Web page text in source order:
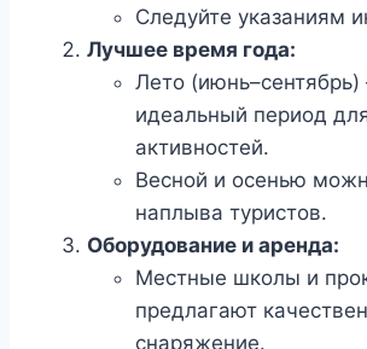
Следуйте указаниям
Лучшее время года:
Лето
идеальный период
активностей.
Весной и осенью
наплыва туристов.
Оборудование и аренда:
Местные школы и
предлагают
снаряжение.